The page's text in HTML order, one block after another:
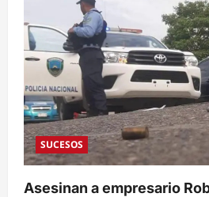
SUCESOS
Asesinan a empresario